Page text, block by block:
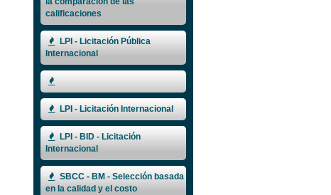
calificaciones
LPI - Licitación Pública
Internacional
LPI - Licitación Internacional
LPI - BID - Licitación
Internacional
SBCC - BM - Selección basada
en la calidad y el costo